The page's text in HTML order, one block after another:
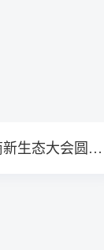
河北省首届零售药店工商新生态大会圆满落幕。“冀鼎杯”执业药师通关挑战赛正式启动！